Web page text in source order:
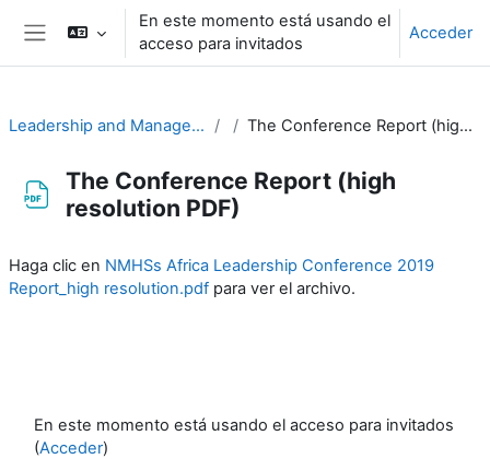
Salta al contenido principal
Panel lateral
En este momento está usando el
acceso para invitados
Acceder
Leadership and Management for RA-I The Conference Report (high resolution PDF)
The Conference Report (high
resolution PDF)
Haga clic en NMHSs Africa Leadership Conference 2019
Report_high resolution.pdf para ver el archivo.
En este momento está usando el acceso para invitados
(Acceder)